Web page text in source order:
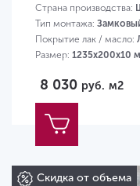
Страна производства:
Тип монтажа:
Покрытие лак / масло:
Размер: 1235х200х10
8 030 руб. м2
Скидка от объема